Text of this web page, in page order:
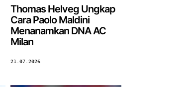
Thomas Helveg Ungkap
Cara Paolo Maldini
Menanamkan DNA AC
Milan
21.07.2026